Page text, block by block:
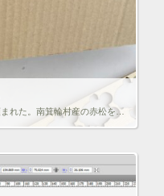
箕輪町の観光協会からイベント用にと頼まれた。南箕輪村産の赤松を板材にしてもらい、レーザー加工した。赤松は冬目が固く、レーザー加工しても均一にはいかない・・・せっかくだから南箕輪村のゆるキャラ「まっくん」も作ってみた。 合 […]